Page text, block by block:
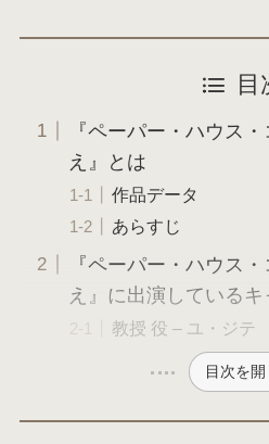
目
『ペーパー・ハウス
え』とは
作品データ
あらすじ
『ペーパー・ハウス
え』に出演している
教授 役 – ユ・ジテ
目次を開